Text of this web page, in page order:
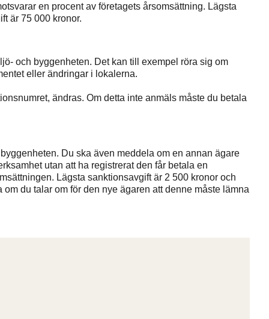
en procent av företagets årsomsättning. Lägsta
är 75 000 kronor.
och byggenheten. Det kan till exempel röra sig om
eller ändringar i lokalerna.
ändras. Om detta inte anmäls måste du betala
Du ska även meddela om en annan ägare
utan att ha registrerat den får betala en
Lägsta sanktionsavgift är 2 500 kronor och
du talar om för den nye ägaren att denne måste lämna